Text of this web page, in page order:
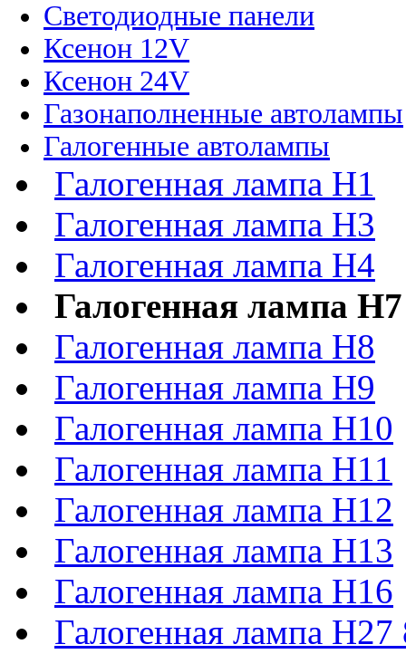
Светодиодные панели
Ксенон 12V
Ксенон 24V
Газонаполненные автолампы
Галогенные автолампы
Галогенная лампа H1
Галогенная лампа H3
Галогенная лампа H4
Галогенная лампа H7
Галогенная лампа H8
Галогенная лампа H9
Галогенная лампа H10
Галогенная лампа H11
Галогенная лампа H12
Галогенная лампа H13
Галогенная лампа H16
Галогенная лампа H27